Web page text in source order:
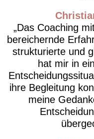
Das Coaching
bereichernde
strukturierte und
hat mir in
ihre Begleitung
meine